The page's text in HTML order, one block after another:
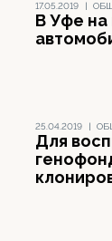
17.05.2019 |
В Уфе на
25.04.2019 |
Для